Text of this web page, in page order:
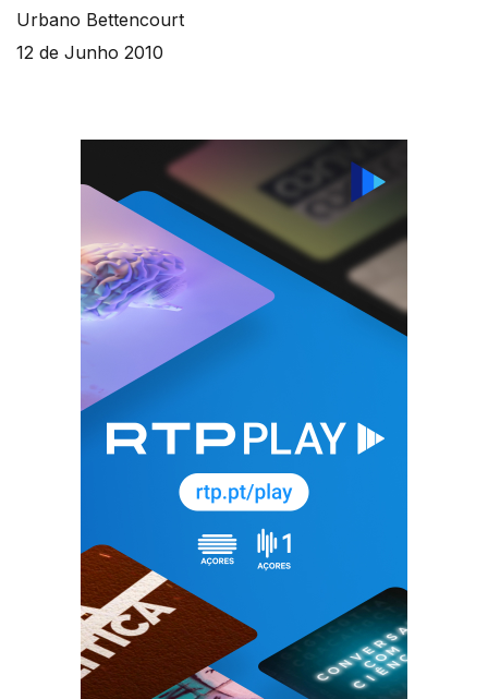
Urbano Bettencourt
12 de Junho 2010